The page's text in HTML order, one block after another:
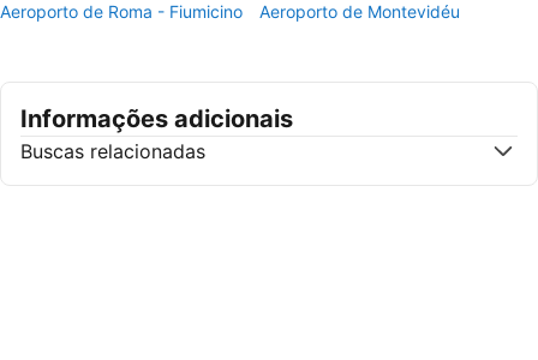
Aeroporto de Roma - Fiumicino Aeroporto de Montevidéu
Informações adicionais
Buscas relacionadas